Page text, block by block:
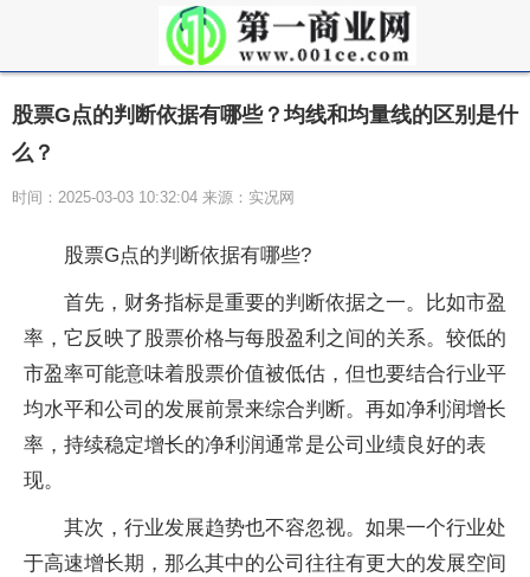
股票G点的判断依据有哪些？均线和均量线的区别是什
么？
时间：2025-03-03 10:32:04 来源：实况网
股票G点的判断依据有哪些?
首先，财务指标是重要的判断依据之一。比如市盈
率，它反映了股票价格与每股盈利之间的关系。较低的
市盈率可能意味着股票价值被低估，但也要结合行业平
均水平和公司的发展前景来综合判断。再如净利润增长
率，持续稳定增长的净利润通常是公司业绩良好的表
现。
其次，行业发展趋势也不容忽视。如果一个行业处
于高速增长期，那么其中的公司往往有更大的发展空间